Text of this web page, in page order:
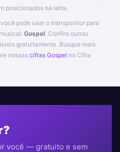
posicionados na letra.
você pode usar o transpositor para
Gospel. Confira outras
gratuitamente. Busque mais
nossas cifras Gospel no Cifra
você — gratuito e sem